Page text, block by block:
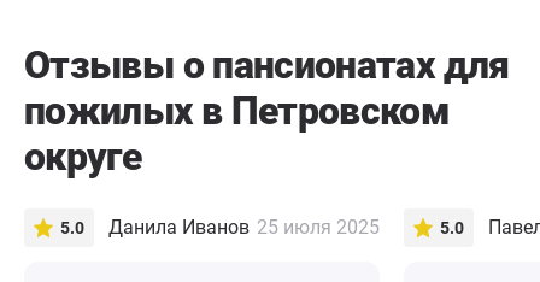
Отзывы о пансионатах для
пожилых в Петровском
округе
5.0 Данила Иванов 25 июля 2025 5.0